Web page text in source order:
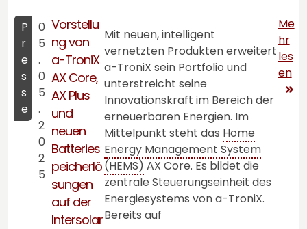
P
r
e
s
s
e
0
5
.
0
5
.
2
0
2
5
Vorstellu
ng von
a-TroniX
AX Core,
AX Plus
und
neuen
Batteries
peicherlö
sungen
auf der
Intersolar
Mit neuen, intelligent
vernetzten Produkten erweitert
a-TroniX sein Portfolio und
unterstreicht seine
Innovationskraft im Bereich der
erneuerbaren Energien. Im
Mittelpunkt steht das Home
Energy Management System
(HEMS) AX Core. Es bildet die
zentrale Steuerungseinheit des
Energiesystems vona-TroniX.
Bereits auf
Me
hr
les
en